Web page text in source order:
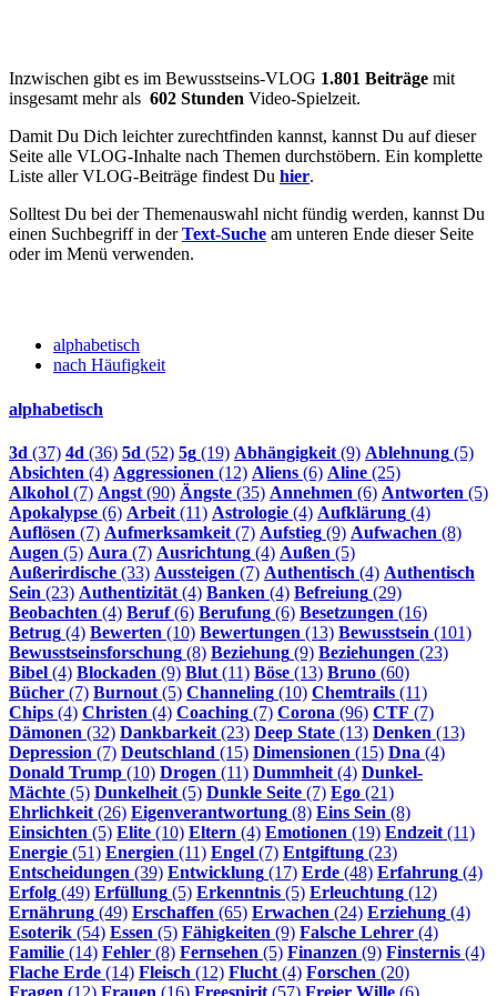
Inzwischen gibt es im Bewusstseins-VLOG 1.801 Beiträge mit
insgesamt mehr als 602 Stunden Video-Spielzeit.
Damit Du Dich leichter zurechtfinden kannst, kannst Du auf dieser
Seite alle VLOG-Inhalte nach Themen durchstöbern. Ein komplette
Liste aller VLOG-Beiträge findest Du hier.
Solltest Du bei der Themenauswahl nicht fündig werden, kannst Du
einen Suchbegriff in derText-Suche am unteren Ende dieser Seite
oder im Menü verwenden.
alphabetisch
nach Häufigkeit
alphabetisch
3d (37) 4d (36) 5d (52) 5g (19) Abhängigkeit (9) Ablehnung (5)
Absichten (4) Aggressionen (12) Aliens (6) Aline (25)
Alkohol (7) Angst (90) Ängste (35) Annehmen (6) Antworten (5)
Apokalypse (6) Arbeit (11) Astrologie (4) Aufklärung (4)
Auflösen (7) Aufmerksamkeit (7) Aufstieg (9) Aufwachen (8)
Augen (5) Aura (7) Ausrichtung (4) Außen (5)
Außerirdische (33) Aussteigen (7) Authentisch (4) Authentisch
Sein (23) Authentizität (4) Banken (4) Befreiung (29)
Beobachten (4) Beruf(6) Berufung (6) Besetzungen (16)
Betrug (4) Bewerten (10) Bewertungen (13) Bewusstsein (101)
Bewusstseinsforschung (8) Beziehung (9) Beziehungen (23)
Bibel (4) Blockaden (9) Blut (11) Böse (13) Bruno (60)
Bücher (7) Burnout (5) Channeling (10) Chemtrails (11)
Chips (4) Christen (4) Coaching (7) Corona (96) CTF (7)
Dämonen (32) Dankbarkeit (23) Deep State (13) Denken (13)
Depression (7) Deutschland (15) Dimensionen (15) Dna (4)
Donald Trump (10) Drogen (11) Dummheit (4) Dunkel-
Mächte (5) Dunkelheit (5) Dunkle Seite (7) Ego (21)
Ehrlichkeit (26) Eigenverantwortung (8) Eins Sein (8)
Einsichten (5) Elite (10) Eltern (4) Emotionen (19) Endzeit (11)
Energie (51) Energien (11) Engel (7) Entgiftung (23)
Entscheidungen (39) Entwicklung (17) Erde (48) Erfahrung (4)
Erfolg (49) Erfüllung (5) Erkenntnis (5) Erleuchtung (12)
Ernährung (49) Erschaffen (65) Erwachen (24) Erziehung (4)
Esoterik (54) Essen (5) Fähigkeiten (9) Falsche Lehrer (4)
Familie (14) Fehler (8) Fernsehen (5) Finanzen (9) Finsternis (4)
Flache Erde (14) Fleisch (12) Flucht (4) Forschen (20)
Fragen (12) Frauen (16) Freespirit (57) Freier Wille (6)